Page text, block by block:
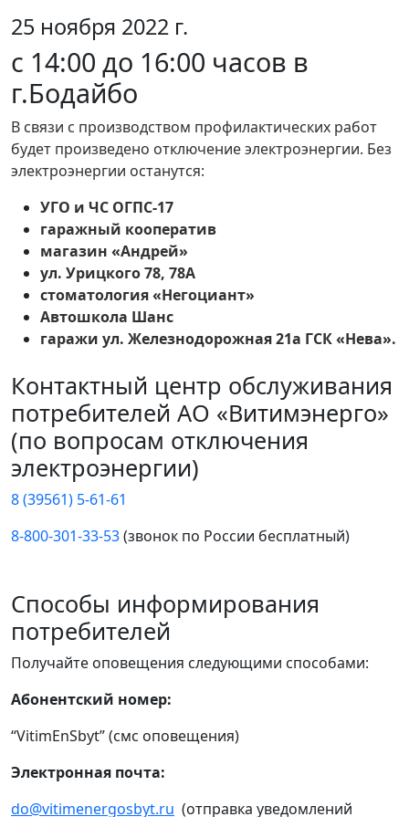
25 ноября 2022 г.
с 14:00 до 16:00 часов в
г.Бодайбо
В связи с производством профилактических работ
будет произведено отключение электроэнергии. Без
электроэнергии останутся:
УГО и ЧС ОГПС-17
гаражный кооператив
магазин «Андрей»
ул. Урицкого 78, 78А
стоматология «Негоциант»
Автошкола Шанс
гаражи ул. Железнодорожная 21а ГСК «Нева».
Контактный центр обслуживания
потребителей АО «Витимэнерго»
(по вопросам отключения
электроэнергии)
8 (39561) 5-61-61
8-800-301-33-53(звонок по России бесплатный)
Способы информирования
потребителей
Получайте оповещения следующими способами:
Абонентский номер:
“VitimEnSbyt” (смс оповещения)
Электронная почта:
do@vitimenergosbyt.ru (отправка уведомлений